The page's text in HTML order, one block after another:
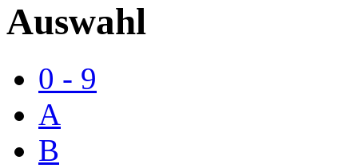
Auswahl
0 - 9
A
B